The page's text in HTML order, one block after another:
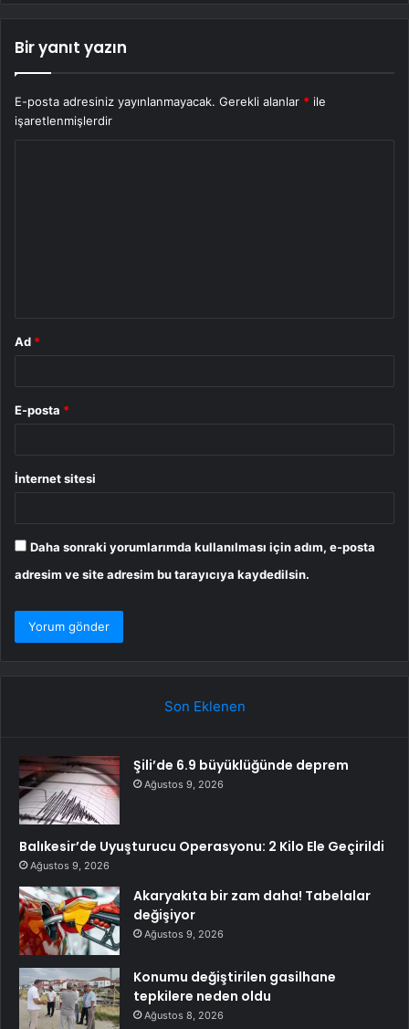
Bir yanıt yazın
E-posta adresiniz yayınlanmayacak. Gerekli alanlar * ile
işaretlenmişlerdir
Ad *
E-posta *
İnternet sitesi
Daha sonraki yorumlarımda kullanılması için adım, e-posta
adresim ve site adresim bu tarayıcıya kaydedilsin.
Son Eklenen
Şili’de 6.9 büyüklüğünde deprem
Ağustos 9, 2026
Balıkesir’de Uyuşturucu Operasyonu: 2 Kilo Ele Geçirildi
Ağustos 9, 2026
Akaryakıta bir zam daha! Tabelalar
değişiyor
Ağustos 9, 2026
Konumu değiştirilen gasilhane
tepkilere neden oldu
Ağustos 8, 2026